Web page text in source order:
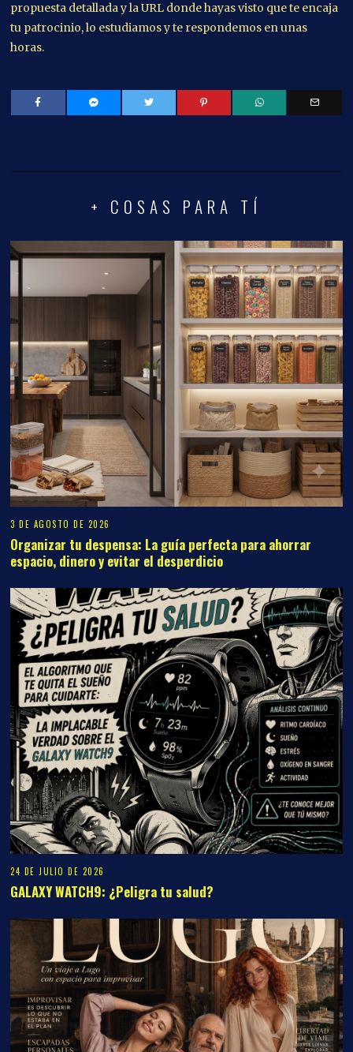
propuesta detallada y la URL donde hayas visto que te encaja
tu patrocinio, lo estudiamos y te respondemos en unas
horas.
+ COSAS PARA TÍ
3 DE AGOSTO DE 2026
Organizar tu despensa: La guía perfecta para ahorrar
espacio, dinero y evitar el desperdicio
24 DE JULIO DE 2026
GALAXY WATCH9: ¿Peligra tu salud?